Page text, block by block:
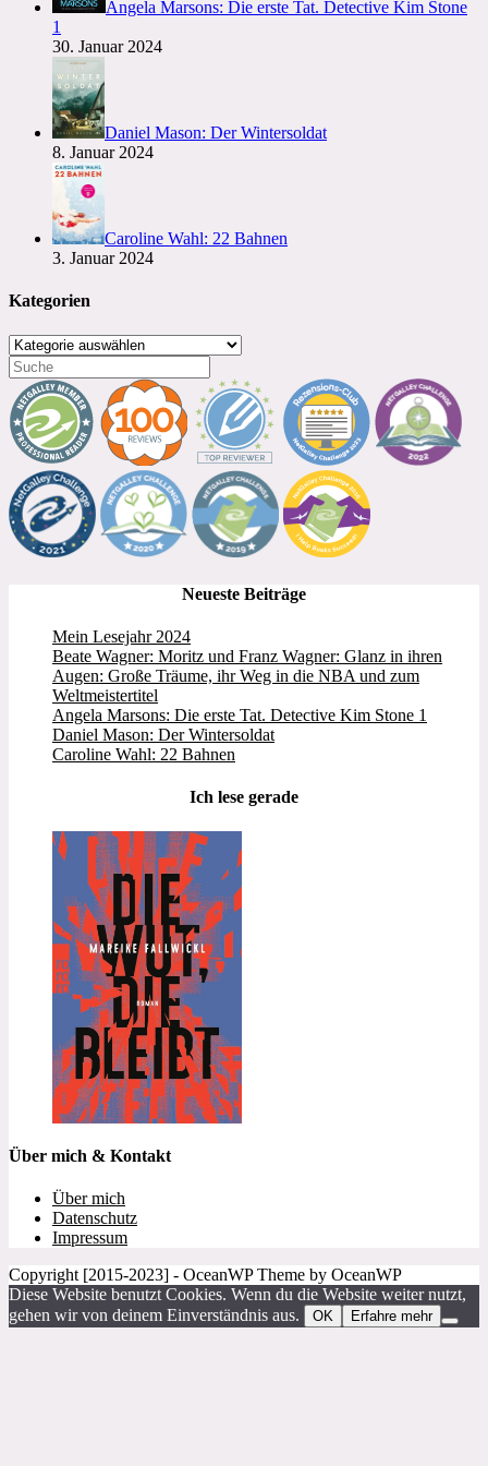
Angela Marsons: Die erste Tat. Detective Kim Stone
1
30. Januar 2024
Daniel Mason: Der Wintersoldat
8. Januar 2024
Caroline Wahl: 22 Bahnen
3. Januar 2024
Kategorien
Kategorien
Neueste Beiträge
Mein Lesejahr 2024
Beate Wagner: Moritz und Franz Wagner: Glanz in ihren
Augen: Große Träume, ihr Weg in die NBA und zum
Weltmeistertitel
Angela Marsons: Die erste Tat. Detective Kim Stone 1
Daniel Mason: Der Wintersoldat
Caroline Wahl: 22 Bahnen
Ich lese gerade
Über mich & Kontakt
Über mich
Datenschutz
Impressum
Copyright [2015-2023] - OceanWP Theme by OceanWP
Diese Website benutzt Cookies. Wenn du die Website weiter nutzt,
gehen wir von deinem Einverständnis aus.
OK Erfahre mehr